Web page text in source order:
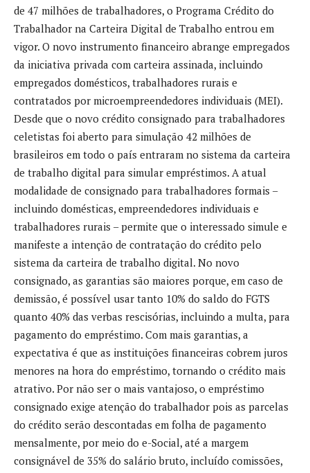
de 47 milhões de trabalhadores, o Programa Crédito do
Trabalhador na Carteira Digital de Trabalho entrou em
vigor. O novo instrumento financeiro abrange empregados
da iniciativa privada com carteira assinada, incluindo
empregados domésticos, trabalhadores rurais e
contratados por microempreendedores individuais (MEI).
Desde que o novo crédito consignado para trabalhadores
celetistas foi aberto para simulação 42 milhões de
brasileiros em todo o país entraram no sistema da carteira
de trabalho digital para simular empréstimos. A atual
modalidade de consignado para trabalhadores formais –
incluindo domésticas, empreendedores individuais e
trabalhadores rurais – permite que o interessado simule e
manifeste a intenção de contratação do crédito pelo
sistema da carteira de trabalho digital. No novo
consignado, as garantias são maiores porque, em caso de
demissão, é possível usar tanto 10% do saldo do FGTS
quanto 40% das verbas rescisórias, incluindo a multa, para
pagamento do empréstimo. Com mais garantias, a
expectativa é que as instituições financeiras cobrem juros
menores na hora do empréstimo, tornando o crédito mais
atrativo. Por não ser o mais vantajoso, o empréstimo
consignado exige atenção do trabalhador pois as parcelas
do crédito serão descontadas em folha de pagamento
mensalmente, por meio do e-Social, até a margem
consignável de 35% do salário bruto, incluído comissões,